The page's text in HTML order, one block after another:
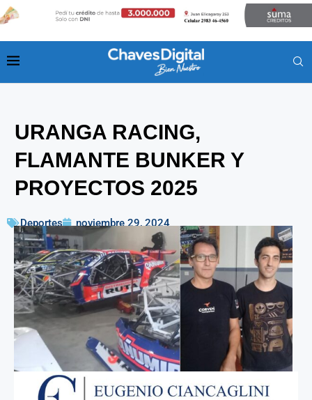
URANGA RACING,
FLAMANTE BUNKER Y
PROYECTOS 2025
Deportes noviembre 29, 2024